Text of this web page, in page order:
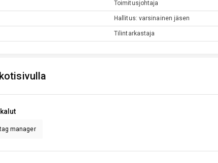
Toimitusjohtaja
Hallitus: varsinainen jäsen
Tilintarkastaja
manager